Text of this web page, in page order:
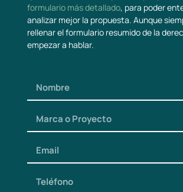
formulario más detallado, para poder
analizar mejor la propuesta. Aunque
rellenar el formulario resumido de la
empezar a hablar.